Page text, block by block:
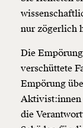
nur zögerlich
Die
verschüttete
Empörung
Aktivist:innen
die